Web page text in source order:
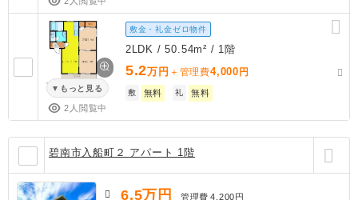
もっと見る
2人閲覧中
敷金・礼金ゼロ物件
2LDK / 50.54m² / 1階
5.2万円 ＋管理費4,000 円
敷 無料 礼 無料
碧南市入船町２ アパート 1階
6.5万円 管理費 4,200円